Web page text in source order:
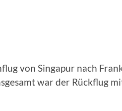
von Singapur nach
war der Rückflug